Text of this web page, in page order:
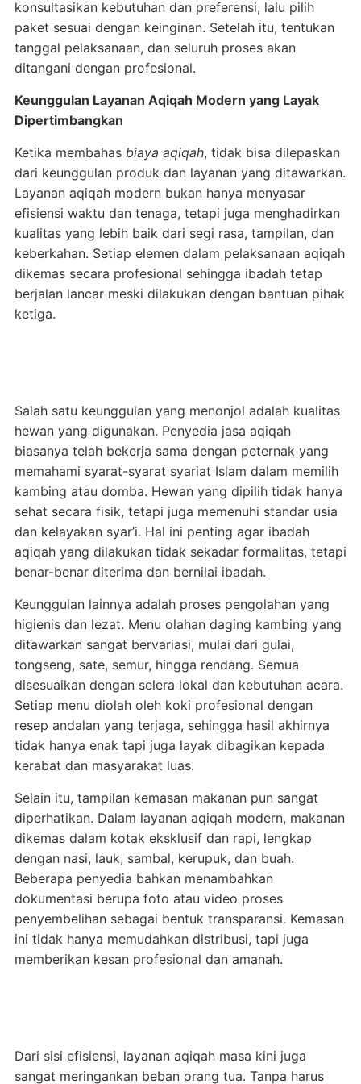
konsultasikan kebutuhan dan preferensi, lalu pilih
paket sesuai dengan keinginan. Setelah itu, tentukan
tanggal pelaksanaan, dan seluruh proses akan
ditangani dengan profesional.
Keunggulan Layanan Aqiqah Modern yang Layak
Dipertimbangkan
Ketika membahas biaya aqiqah, tidak bisa dilepaskan
dari keunggulan produk dan layanan yang ditawarkan.
Layanan aqiqah modern bukan hanya menyasar
efisiensi waktu dan tenaga, tetapi juga menghadirkan
kualitas yang lebih baik dari segi rasa, tampilan, dan
keberkahan. Setiap elemen dalam pelaksanaan aqiqah
dikemas secara profesional sehingga ibadah tetap
berjalan lancar meski dilakukan dengan bantuan pihak
ketiga.
Salah satu keunggulan yang menonjol adalah kualitas
hewan yang digunakan. Penyedia jasa aqiqah
biasanya telah bekerja sama dengan peternak yang
memahami syarat-syarat syariat Islam dalam memilih
kambing atau domba. Hewan yang dipilih tidak hanya
sehat secara fisik, tetapi juga memenuhi standar usia
dan kelayakan syar’i. Hal ini penting agar ibadah
aqiqah yang dilakukan tidak sekadar formalitas, tetapi
benar-benar diterima dan bernilai ibadah.
Keunggulan lainnya adalah proses pengolahan yang
higienis dan lezat. Menu olahan daging kambing yang
ditawarkan sangat bervariasi, mulai dari gulai,
tongseng, sate, semur, hingga rendang. Semua
disesuaikan dengan selera lokal dan kebutuhan acara.
Setiap menu diolah oleh koki profesional dengan
resep andalan yang terjaga, sehingga hasil akhirnya
tidak hanya enak tapi juga layak dibagikan kepada
kerabat dan masyarakat luas.
Selain itu, tampilan kemasan makanan pun sangat
diperhatikan. Dalam layanan aqiqah modern, makanan
dikemas dalam kotak eksklusif dan rapi, lengkap
dengan nasi, lauk, sambal, kerupuk, dan buah.
Beberapa penyedia bahkan menambahkan
dokumentasi berupa foto atau video proses
penyembelihan sebagai bentuk transparansi. Kemasan
ini tidak hanya memudahkan distribusi, tapi juga
memberikan kesan profesional dan amanah.
Dari sisi efisiensi, layanan aqiqah masa kini juga
sangat meringankan beban orang tua. Tanpa harus